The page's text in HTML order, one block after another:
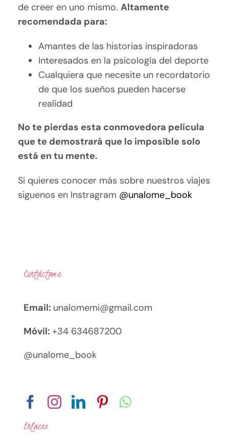
de creer en uno mismo.Altamente
recomendada para:
Amantes de las historias inspiradoras
Interesados en la psicología del deporte
Cualquiera que necesite un recordatorio
de que los sueños pueden hacerse
realidad
No te pierdas esta conmovedora película
que te demostrará que lo imposible solo
está en tu mente.
Si quieres conocer más sobre nuestros viajes
siguenos en Instragram @unalome_book
Contáctame
Email: unalomemi@gmail.com
Móvil: +34 634687200
@unalome_book
Enlaces